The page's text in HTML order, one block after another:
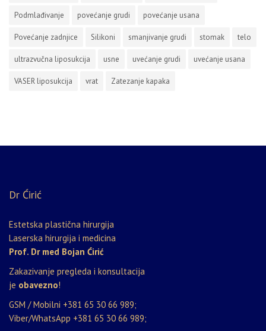
Podmlađivanje povećanje grudi povećanje usana
Povećanje zadnjice Silikoni smanjivanje grudi stomak telo
ultrazvučna liposukcija usne uvećanje grudi uvećanje usana
VASER liposukcija vrat Zatezanje kapaka
Dr Ćirić
Estetska plastična hirurgija
Laserska hirurgija i medicina
Prof. Dr med Bojan Ćirić
Zakazivanje pregleda i konsultacija
je obavezno!
GSM / Mobilni +381 65 30 66 989;
Viber/WhatsApp +381 65 30 66 989;